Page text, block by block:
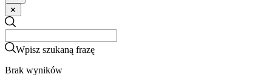
✕
Search
Wpisz szukaną frazę
Brak wyników